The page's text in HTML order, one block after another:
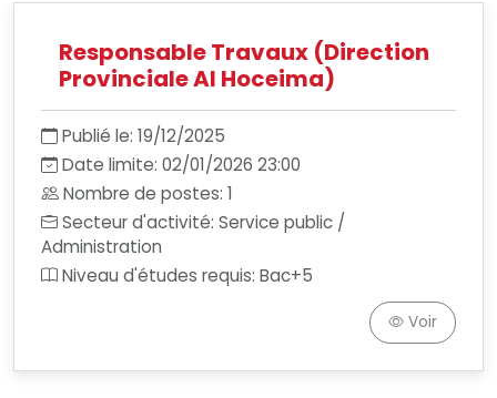
Responsable Travaux (Direction
Provinciale Al Hoceima)
Publié le: 19/12/2025
Date limite: 02/01/2026 23:00
Nombre de postes: 1
Secteur d'activité: Service public /
Administration
Niveau d'études requis: Bac+5
Voir